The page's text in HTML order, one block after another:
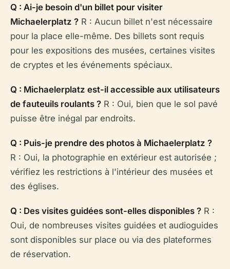
Q : Ai-je besoin d'un billet pour visiter
Michaelerplatz ? R : Aucun billet n'est nécessaire
pour la place elle-même. Des billets sont requis
pour les expositions des musées, certaines visites
de cryptes et les événements spéciaux.
Q : Michaelerplatz est-il accessible aux utilisateurs
de fauteuils roulants ? R : Oui, bien que le sol pavé
puisse être inégal par endroits.
Q : Puis-je prendre des photos à Michaelerplatz ?
R : Oui, la photographie en extérieur est autorisée ;
vérifiez les restrictions à l'intérieur des musées et
des églises.
Q : Des visites guidées sont-elles disponibles ? R :
Oui, de nombreuses visites guidées et audioguides
sont disponibles sur place ou via des plateformes
de réservation.